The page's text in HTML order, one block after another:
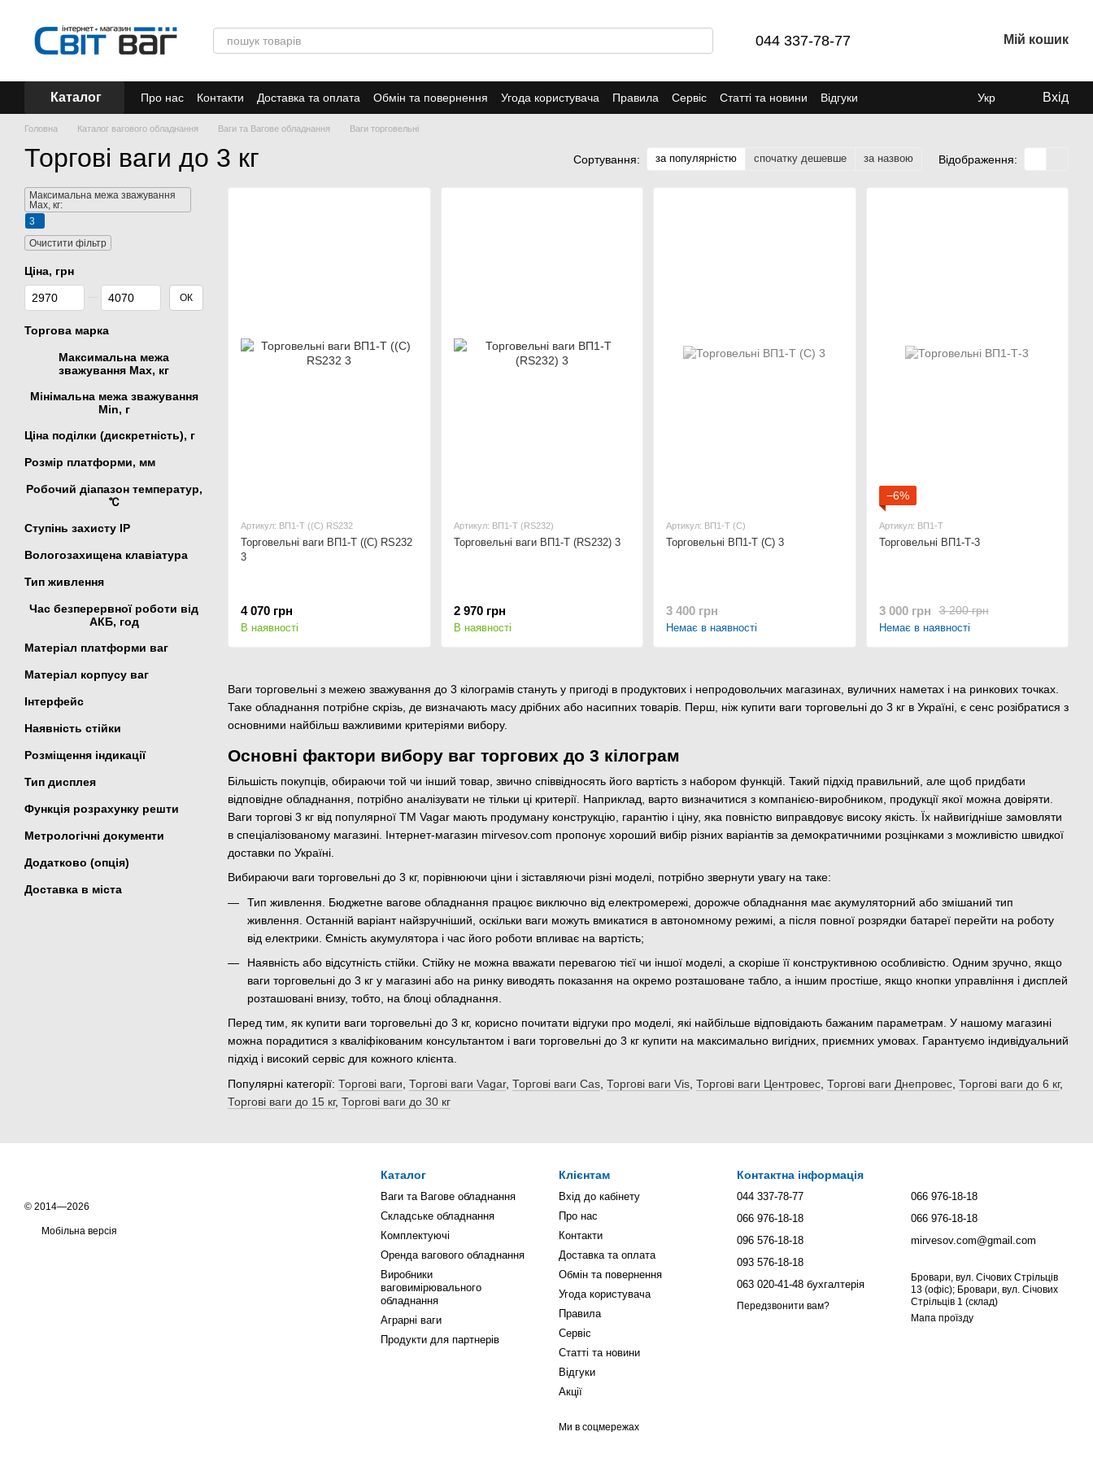
044 337-78-77 Мій кошик
Каталог Про нас Контакти Доставка та оплата Обмін та повернення Угода користувача Правила Сервіс Статті та новини
Відгуки
Акції
Укр Вхід
Головна Каталог вагового обладнання Ваги та Вагове обладнання Ваги торговельні
Торгові ваги до 3 кг Сортування: за популярністю спочатку дешевше за назвою Відображення:
Ваги торговельні з межею зважування до 3 кілограмів стануть у пригоді в продуктових і непродовольчих магазинах, вуличних наметах і на ринкових точках.
Таке обладнання потрібне скрізь, де визначають масу дрібних або насипних товарів. Перш, ніж купити ваги торговельні до 3 кг в Україні, є сенс розібратися з
основними найбільш важливими критеріями вибору.
Основні фактори вибору ваг торгових до 3 кілограм
Більшість покупців, обираючи той чи інший товар, звично співвідносять його вартість з набором функцій. Такий підхід правильний, але щоб придбати
відповідне обладнання, потрібно аналізувати не тільки ці критерії. Наприклад, варто визначитися з компанією-виробником, продукції якої можна довіряти.
Ваги торгові 3 кг від популярної ТМ Vagar мають продуману конструкцію, гарантію і ціну, яка повністю виправдовує високу якість. Їх найвигідніше замовляти
в спеціалізованому магазині. Інтернет-магазин mirvesov.com пропонує хороший вибір різних варіантів за демократичними розцінками з можливістю швидкої
доставки по Україні.
Вибираючи ваги торговельні до 3 кг, порівнюючи ціни і зіставляючи різні моделі, потрібно звернути увагу на таке:
Тип живлення. Бюджетне вагове обладнання працює виключно від електромережі, дорожче обладнання має акумуляторний або змішаний тип
живлення. Останній варіант найзручніший, оскільки ваги можуть вмикатися в автономному режимі, а після повної розрядки батареї перейти на роботу
від електрики. Ємність акумулятора і час його роботи впливає на вартість;
Наявність або відсутність стійки. Стійку не можна вважати перевагою тієї чи іншої моделі, а скоріше її конструктивною особливістю. Одним зручно, якщо
ваги торговельні до 3 кг у магазині або на ринку виводять показання на окремо розташоване табло, а іншим простіше, якщо кнопки управління і дисплей
розташовані внизу, тобто, на блоці обладнання.
Перед тим, як купити ваги торговельні до 3 кг, корисно почитати відгуки про моделі, які найбільше відповідають бажаним параметрам. У нашому магазині
можна порадитися з кваліфікованим консультантом і ваги торговельні до 3 кг купити на максимально вигідних, приємних умовах. Гарантуємо індивідуальний
підхід і високий сервіс для кожного клієнта.
Популярні категорії: Торгові ваги Торгові ваги Vagar, Торгові ваги Сas Торгові ваги Vis Торгові ваги Центровес Торгові ваги Днепровес Торгові ваги до 6 кг,
Торгові ваги до 15 кг, Торгові ваги до 30 кг
Артикул: ВП1-Т ((С) RS232
Торговельні ваги ВП1-Т ((С) RS232
3
4 070 грн
В наявності
Артикул: ВП1-Т (RS232)
Торговельні ваги ВП1-Т (RS232) 3
2 970 грн
В наявності
Артикул: ВП1-Т (С)
Торговельні ВП1-Т (С) 3
3 400 грн
Немає в наявності
−6%
Артикул: ВП1-Т
Торговельні ВП1-Т-3
3 200 грн
3 000 грн
Немає в наявності
Максимальна межа зважування
Мах, кг:
3
Очистити фільтр
Ціна, грн
Від Ціна, грн
До Ціна, грн ОК
Торгова марка
Максимальна межа
зважування Мах, кг
Мінімальна межа зважування
Min, г
Ціна поділки (дискретність), г
Розмір платформи, мм
Робочий діапазон температур,
℃
Ступінь захисту IP
Вологозахищена клавіатура
Тип живлення
Час безперервної роботи від
АКБ, год
Матеріал платформи ваг
Матеріал корпусу ваг
Інтерфейс
Наявність стійки
Розміщення індикації
Тип дисплея
Функція розрахунку решти
Метрологічні документи
Додатково (опція)
Доставка в міста
© 2014—2026
Мобільна версія
Каталог
Ваги та Вагове обладнання
Складське обладнання
Комплектуючі
Оренда вагового обладнання
Виробники
ваговимірювального
обладнання
Аграрні ваги
Продукти для партнерів
Клієнтам
Вхід до кабінету
Про нас
Контакти
Доставка та оплата
Обмін та повернення
Угода користувача
Правила
Сервіс
Статті та новини
Відгуки
Акції
Ми в соцмережах
Контактна інформація
044 337-78-77
066 976-18-18
096 576-18-18
093 576-18-18
063 020-41-48 бухгалтерія
Передзвонити вам?
066 976-18-18
066 976-18-18
mirvesov.com@gmail.com
Бровари, вул. Січових Стрільців
13 (офіс); Бровари, вул. Січових
Стрільців 1 (склад)
Мапа проїзду